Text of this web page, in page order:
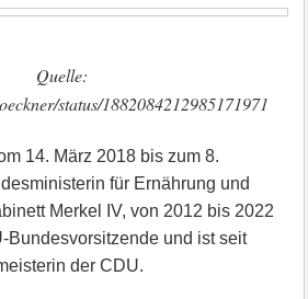
Quelle:
status/1882084212985171971
14. März 2018 bis zum 8.
für Ernährung und
Merkel IV, von 2012 bis 2022
Bundesvorsitzende und ist seit
der CDU.